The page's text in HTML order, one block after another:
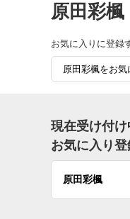
原田彩楓
お気に入りに登録
原田彩楓をお
現在受け付け
お気に入り
原田彩楓